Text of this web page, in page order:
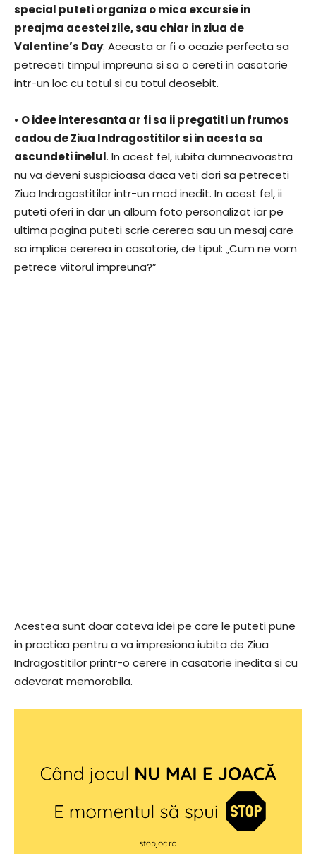
special puteti organiza o mica excursie in
preajma acestei zile, sau chiar in ziua de
Valentine’s Day. Aceasta ar fi o ocazie perfecta sa
petreceti timpul impreuna si sa o cereti in casatorie
intr-un loc cu totul si cu totul deosebit.
• O idee interesanta ar fi sa ii pregatiti un frumos
cadou de Ziua Indragostitilor si in acesta sa
ascundeti inelul. In acest fel, iubita dumneavoastra
nu va deveni suspicioasa daca veti dori sa petreceti
Ziua Indragostitilor intr-un mod inedit. In acest fel, ii
puteti oferi in dar un album foto personalizat iar pe
ultima pagina puteti scrie cererea sau un mesaj care
sa implice cererea in casatorie, de tipul: „Cum ne vom
petrece viitorul impreuna?”
Acestea sunt doar cateva idei pe care le puteti pune
in practica pentru a va impresiona iubita de Ziua
Indragostitilor printr-o cerere in casatorie inedita si cu
adevarat memorabila.